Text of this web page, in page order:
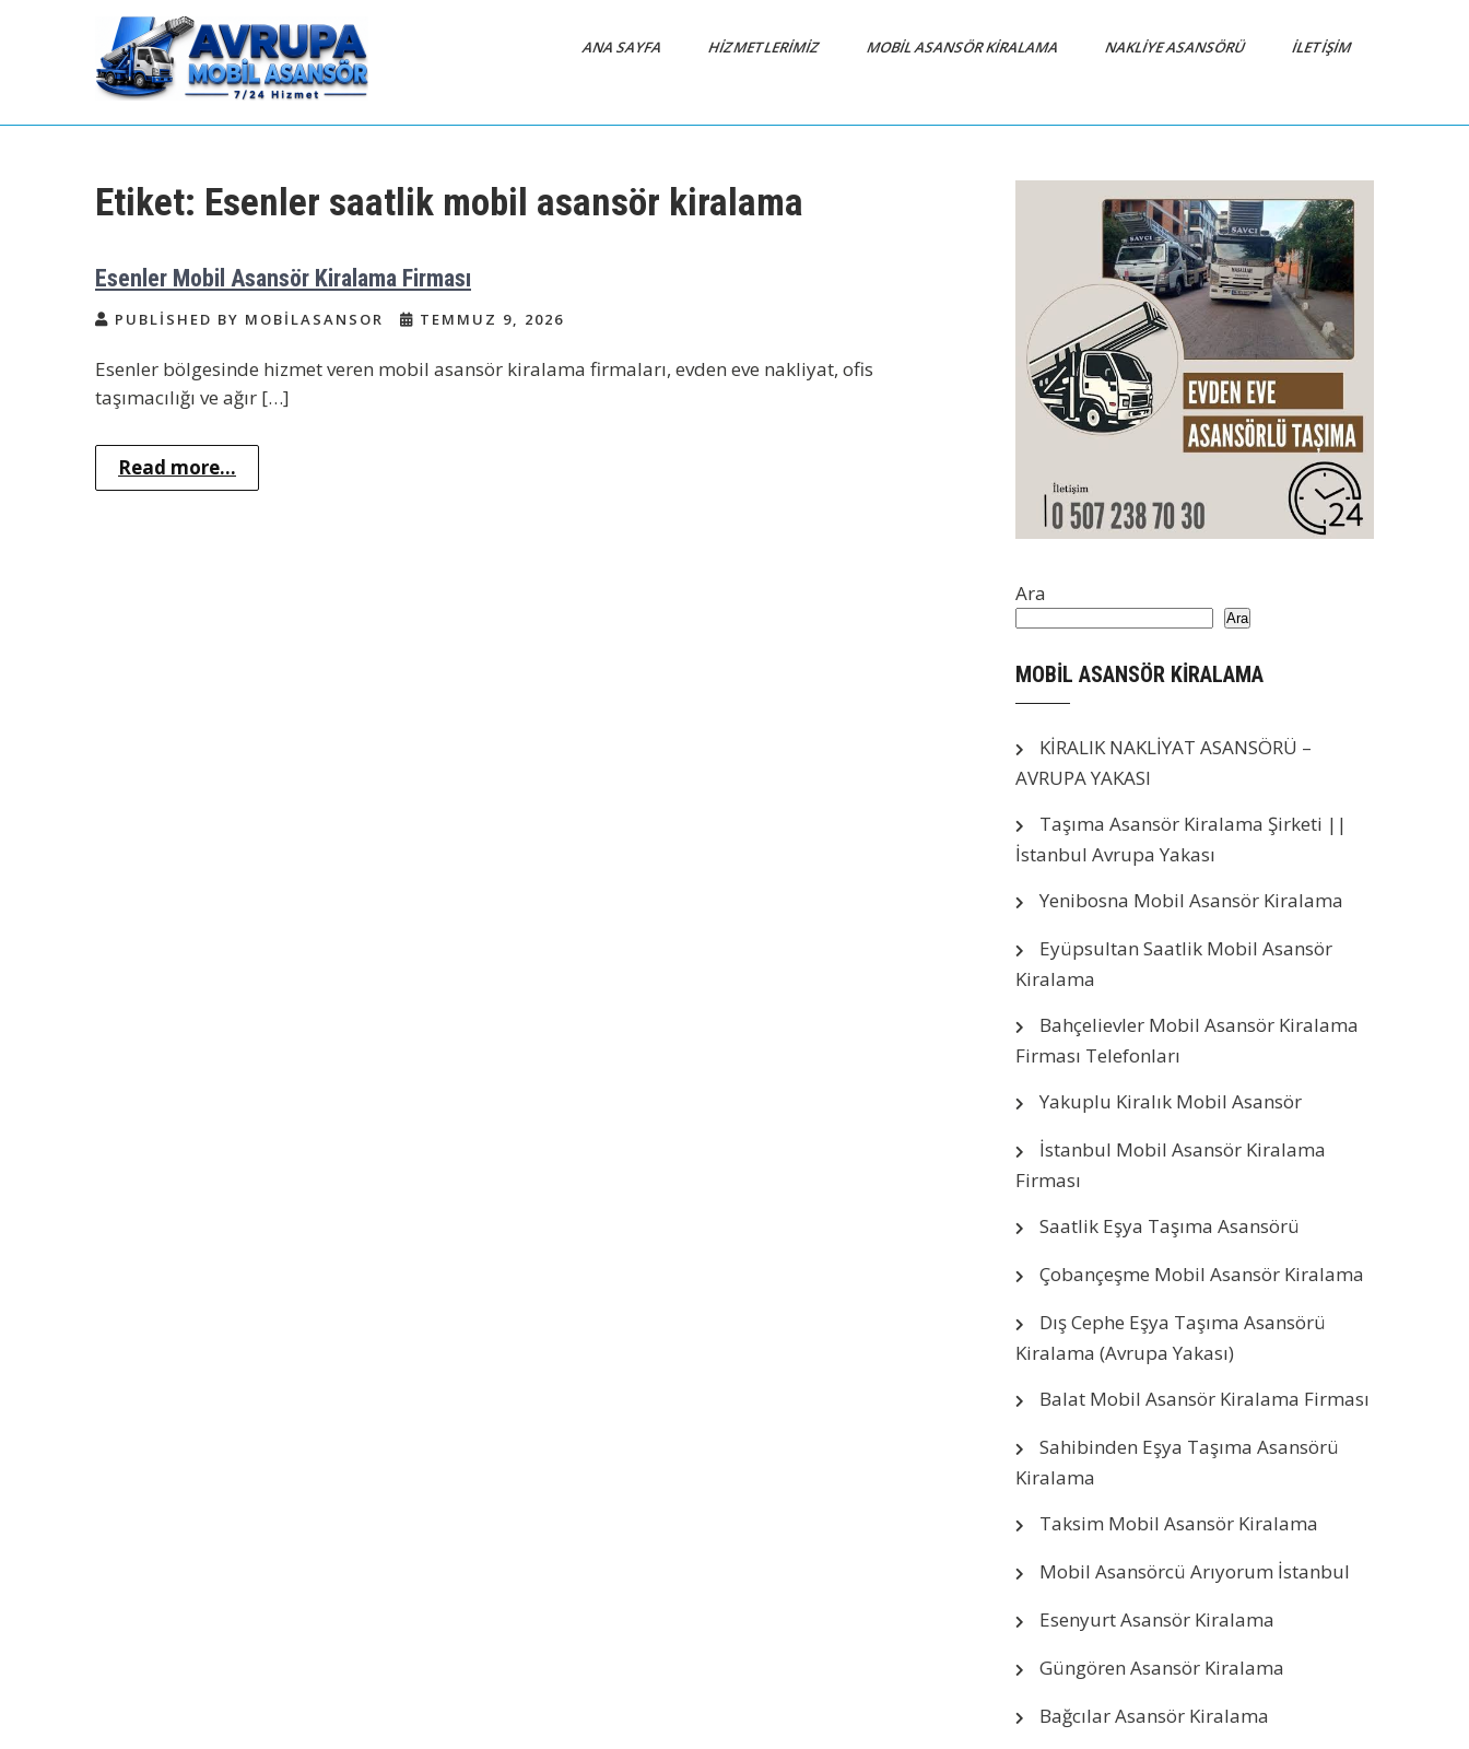
Avrupa Yakası Mobil
Kiralık Mobil Eşya Taşıma Asansörü
ANA SAYFA HIZMETLERIMIZ MOBIL ASANSÖR KIRALAMA NAKLIYE ASANSÖRÜ İLETIŞIM
Etiket: Esenler saatlik mobil asansör kiralama
Esenler Mobil Asansör Kiralama Firması
PUBLISHED BY MOBILASANSOR TEMMUZ 9, 2026
Esenler bölgesinde hizmet veren mobil asansör kiralama firmaları, evden eve nakliyat, ofis
taşımacılığı ve ağır […]
Read more...
Ara
Ara
MOBİL ASANSÖR KİRALAMA
KİRALIK NAKLİYAT ASANSÖRÜ –
AVRUPA YAKASI
Taşıma Asansör Kiralama Şirketi ||
İstanbul Avrupa Yakası
Yenibosna Mobil Asansör Kiralama
Eyüpsultan Saatlik Mobil Asansör
Kiralama
Bahçelievler Mobil Asansör Kiralama
Firması Telefonları
Yakuplu Kiralık Mobil Asansör
İstanbul Mobil Asansör Kiralama
Firması
Saatlik Eşya Taşıma Asansörü
Çobançeşme Mobil Asansör Kiralama
Dış Cephe Eşya Taşıma Asansörü
Kiralama (Avrupa Yakası)
Balat Mobil Asansör Kiralama Firması
Sahibinden Eşya Taşıma Asansörü
Kiralama
Taksim Mobil Asansör Kiralama
Mobil Asansörcü Arıyorum İstanbul
Esenyurt Asansör Kiralama
Güngören Asansör Kiralama
Bağcılar Asansör Kiralama